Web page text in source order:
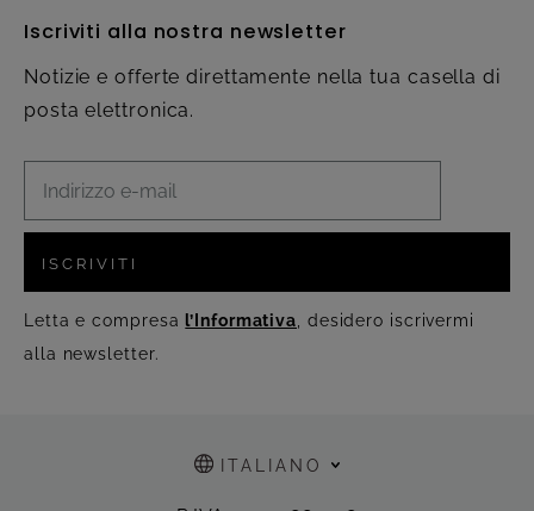
Iscriviti alla nostra newsletter
Notizie e offerte direttamente nella tua casella di
posta elettronica.
ISCRIVITI
Letta e compresa l’Informativa , desidero iscrivermi
alla newsletter.
ITALIANO